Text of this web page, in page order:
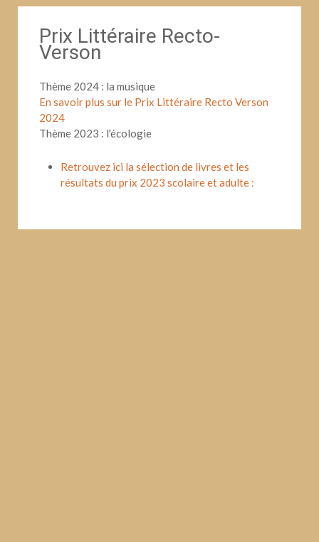
Prix Littéraire Recto-
Verson
Thème 2024 : la musique
En savoir plus sur le Prix Littéraire Recto Verson
2024
Thème 2023 : l'écologie
Retrouvez ici la sélection de livres et les
résultats du prix 2023 scolaire et adulte :